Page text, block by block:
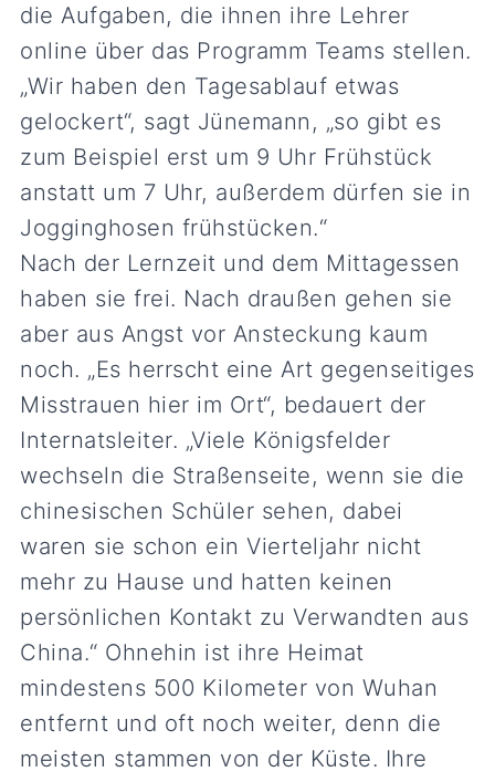
die Aufgaben, die ihnen ihre Lehrer
online über das Programm Teams stellen.
„Wir haben den Tagesablauf etwas
gelockert“, sagt Jünemann, „so gibt es
zum Beispiel erst um 9 Uhr Frühstück
anstatt um 7 Uhr, außerdem dürfen sie in
Jogginghosen frühstücken.“
Nach der Lernzeit und dem Mittagessen
haben sie frei. Nach draußen gehen sie
aber aus Angst vor Ansteckung kaum
noch. „Es herrscht eine Art gegenseitiges
Misstrauen hier im Ort“, bedauert der
Internatsleiter. „Viele Königsfelder
wechseln die Straßenseite, wenn sie die
chinesischen Schüler sehen, dabei
waren sie schon ein Vierteljahr nicht
mehr zu Hause und hatten keinen
persönlichen Kontakt zu Verwandten aus
China.“ Ohnehin ist ihre Heimat
mindestens 500 Kilometer von Wuhan
entfernt und oft noch weiter, denn die
meisten stammen von der Küste. Ihre